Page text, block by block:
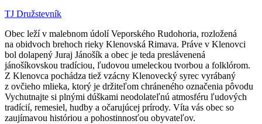
TJ Družstevník
Obec leží v malebnom údolí Veporského Rudohoria, rozložená
na obidvoch brehoch rieky Klenovská Rimava. Práve v Klenovci
bol dolapený Juraj Jánošík a obec je teda preslávenená
jánošíkovskou tradíciou, ľudovou umeleckou tvorbou a folklórom.
Z Klenovca pochádza tiež vzácny Klenovecký syrec vyrábaný
z ovčieho mlieka, ktorý je držiteľom chráneného označenia pôvodu
Vychutnajte si plnými dúškami neodolateľnú atmosféru ľudových
tradícií, remesiel, hudby a očarujúcej prírody. Víta vás obec so
zaujímavou históriou a pohostinnosťou obyvateľov.